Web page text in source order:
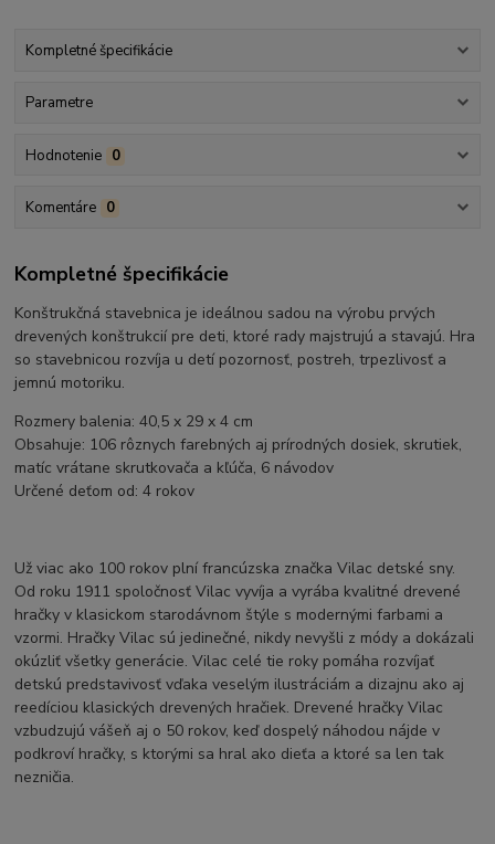
Kompletné špecifikácie
Parametre
Hodnotenie 0
Komentáre 0
Kompletné špecifikácie
Konštrukčná stavebnica je ideálnou sadou na výrobu prvých
drevených konštrukcií pre deti, ktoré rady majstrujú a stavajú. Hra
so stavebnicou rozvíja u detí pozornosť, postreh, trpezlivosť a
jemnú motoriku.
Rozmery balenia: 40,5 x 29 x 4 cm
Obsahuje: 106 rôznych farebných aj prírodných dosiek, skrutiek,
matíc vrátane skrutkovača a kľúča, 6 návodov
Určené deťom od: 4 rokov
Už viac ako 100 rokov plní francúzska značka Vilac detské sny.
Od roku 1911 spoločnosť Vilac vyvíja a vyrába kvalitné drevené
hračky v klasickom starodávnom štýle s modernými farbami a
vzormi. Hračky Vilac sú jedinečné, nikdy nevyšli z módy a dokázali
okúzliť všetky generácie. Vilac celé tie roky pomáha rozvíjať
detskú predstavivosť vďaka veselým ilustráciám a dizajnu ako aj
reedíciou klasických drevených hračiek. Drevené hračky Vilac
vzbudzujú vášeň aj o 50 rokov, keď dospelý náhodou nájde v
podkroví hračky, s ktorými sa hral ako dieťa a ktoré sa len tak
nezničia.